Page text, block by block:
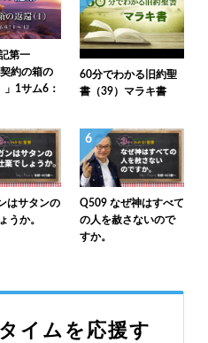
第一
契約の箱の
」1サム6：
60分でわかる旧約聖
書（39）マラキ書
はサタンの
うか。
6
Q509 なぜ神はすべて
の人を赦さないので
すか。
イムを応援す